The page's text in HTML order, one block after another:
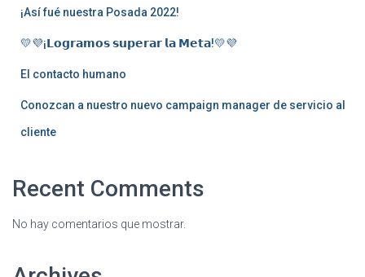
¡Así fué nuestra Posada 2022!
💛💜¡𝗟𝗼𝗴𝗿𝗮𝗺𝗼𝘀 𝘀𝘂𝗽𝗲𝗿𝗮𝗿 𝗹𝗮 𝗠𝗲𝘁𝗮!💛💜
El contacto humano
Conozcan a nuestro nuevo campaign manager de servicio al
cliente
Recent Comments
No hay comentarios que mostrar.